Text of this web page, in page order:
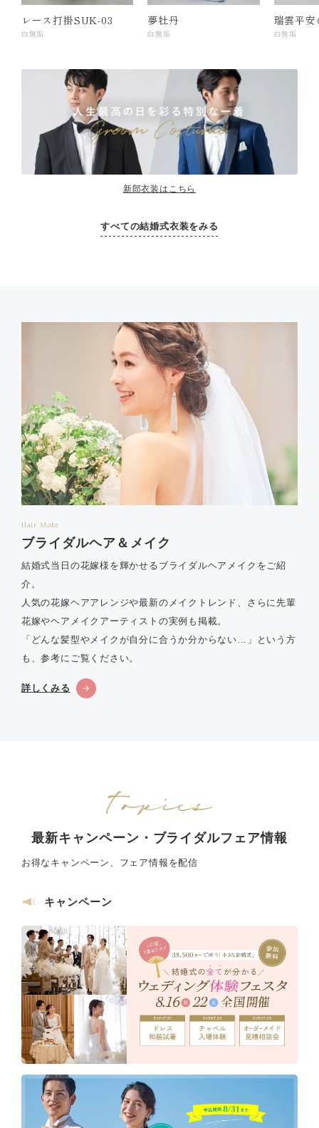
レース打掛SUK-03
白無垢
夢牡丹
白無垢
瑞雲平安
白無垢
新郎衣装はこちら
すべての結婚式衣装をみる
Hair Make
ブライダルヘア＆メイク
結婚式当日の花嫁様を輝かせるブライダルヘアメイクをご紹
介。
人気の花嫁ヘアアレンジや最新のメイクトレンド、さらに先輩
花嫁やヘアメイクアーティストの実例も掲載。
「どんな髪型やメイクが自分に合うか分からない…」という方
も、参考にご覧ください。
詳しくみる
最新キャンペーン・ブライダルフェア情報
お得なキャンペーン、フェア情報を配信
キャンペーン